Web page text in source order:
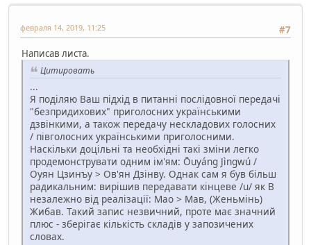
#7
февраля 14, 2019, 11:25
Написав листа.
Цитировать
...
Я поділяю Ваш підхід в питанні послідовної передачі
"безпридихових" приголосних українськими
дзвінкими, а також передачу нескладових голосних
/ півголосних українськими приголосними.
Наскільки доцільні та необхідні такі зміни легко
продемонструвати одним ім'ям: Ōuyáng Jìngwú /
Оуян Цзинъу > Ов'ян Дзінву. Однак сам я був більш
радикальним: вирішив передавати кінцеве /u/ як В
незалежно від реалізації: Мао > Мав, (Женьмінь)
Жибав. Такий запис незвичний, проте має значний
плюс - зберігає кількість складів у запозичених
словах.